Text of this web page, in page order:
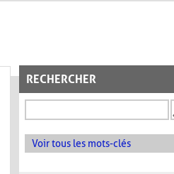
RECHERCHER
Voir tous les mots-clés